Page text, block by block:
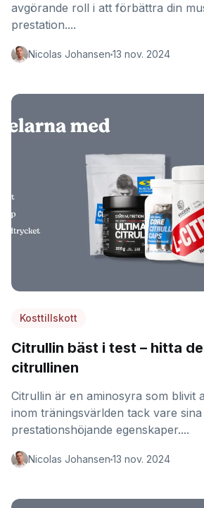
avgörande roll i att förbättra din
prestation....
Nicolas Johansen 13 nov. 2024
Kosttillskott
Citrullin bäst i test – hitta
citrullinen
Citrullin är en aminosyra som blivit
inom träningsvärlden tack vare sina
prestationshöjande egenskaper....
Nicolas Johansen 13 nov. 2024